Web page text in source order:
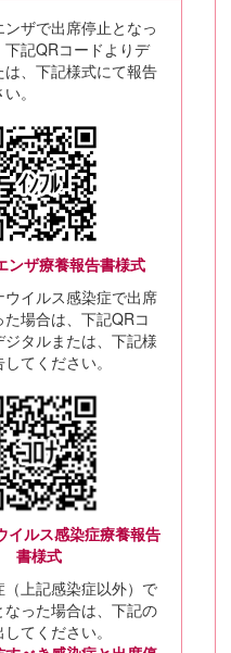
ンザで出席停止となっ
下記QRコードよりデ
は、下記様式にて報告
。
ンザ療養報告書様式
ウイルス感染症で出席
場合は、下記QRコ
ジタルまたは、下記様
てください。
イルス感染症療養報告
書様式
（上記感染症以外）で
なった場合は、下記の
てください。